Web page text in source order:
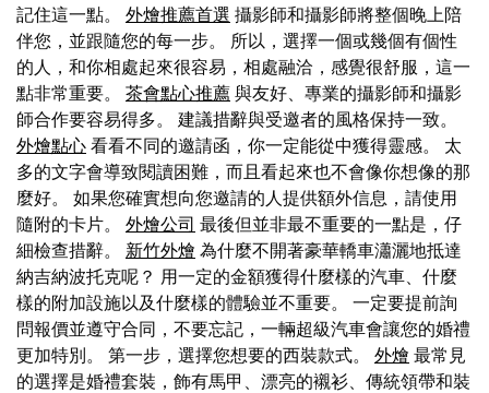
記住這一點。 外燴推薦首選 攝影師和攝影師將整個晚上陪
伴您，並跟隨您的每一步。 所以，選擇一個或幾個有個性
的人，和你相處起來很容易，相處融洽，感覺很舒服，這一
點非常重要。 茶會點心推薦 與友好、專業的攝影師和攝影
師合作要容易得多。 建議措辭與受邀者的風格保持一致。
外燴點心 看看不同的邀請函，你一定能從中獲得靈感。 太
多的文字會導致閱讀困難，而且看起來也不會像你想像的那
麼好。 如果您確實想向您邀請的人提供額外信息，請使用
隨附的卡片。 外燴公司 最後但並非最不重要的一點是，仔
細檢查措辭。 新竹外燴 為什麼不開著豪華轎車瀟灑地抵達
納吉納波托克呢？ 用一定的金額獲得什麼樣的汽車、什麼
樣的附加設施以及什麼樣的體驗並不重要。 一定要提前詢
問報價並遵守合同，不要忘記，一輛超級汽車會讓您的婚禮
更加特別。 第一步，選擇您想要的西裝款式。 外燴 最常見
的選擇是婚禮套裝，飾有馬甲、漂亮的襯衫、傳統領帶和裝